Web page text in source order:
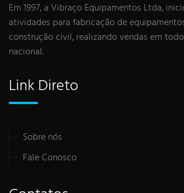
Em 1997, a Vibraço Equipamentos Ltda,
atividades para fabricação de
construção civil, realizando vendas em
nacional.
Link Direto
Sobre nós
Fale Conosco